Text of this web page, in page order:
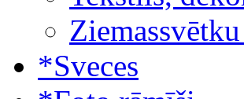
*Sveces